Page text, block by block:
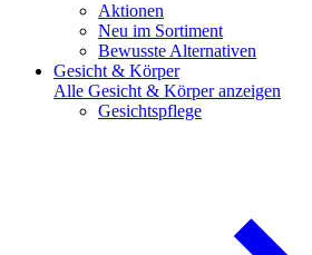
Aktionen
Neu im Sortiment
Bewusste Alternativen
Gesicht & Körper
Alle Gesicht & Körper anzeigen
Gesichtspflege